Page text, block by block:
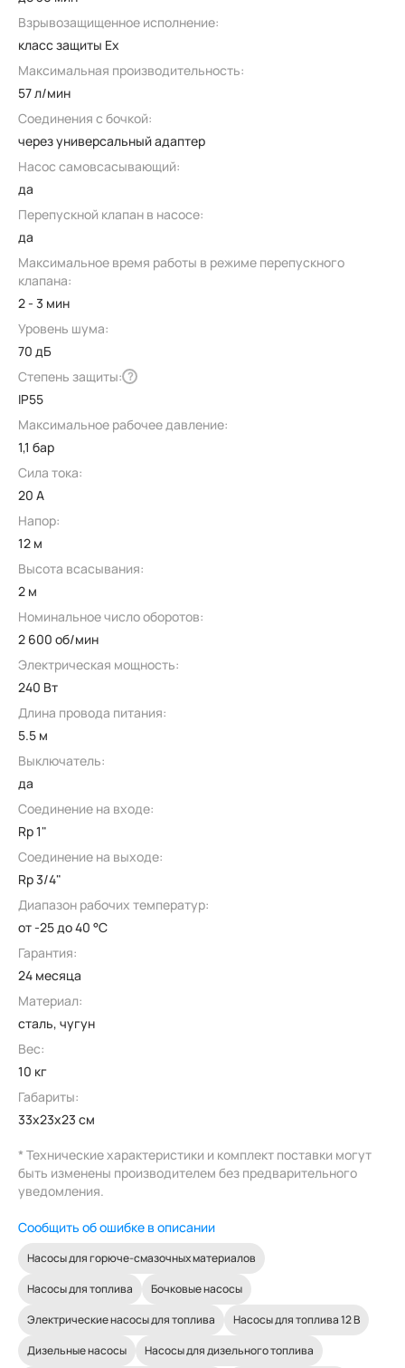
Взрывозащищенное исполнение:
класс защиты Ex
Максимальная производительность:
57 л/мин
Соединения с бочкой:
через универсальный адаптер
Насос самовсасывающий:
да
Перепускной клапан в насосе:
да
Максимальное время работы в режиме перепускного
клапана:
2 - 3 мин
Уровень шума:
70 дБ
Степень защиты: ?
IP55
Максимальное рабочее давление:
1,1 бар
Сила тока:
20 А
Напор:
12 м
Высота всасывания:
2 м
Номинальное число оборотов:
2 600 об/мин
Электрическая мощность:
240 Вт
Длина провода питания:
5.5 м
Выключатель:
да
Соединение на входе:
Rp 1"
Соединение на выходе:
Rp 3/4"
Диапазон рабочих температур:
от -25 до 40 °C
Гарантия:
24 месяца
Материал:
сталь, чугун
Вес:
10 кг
Габариты:
33x23x23 см
* Технические характеристики и комплект поставки могут
быть изменены производителем без предварительного
уведомления.
Сообщить об ошибке в описании
Насосы для горюче-смазочных материалов
Насосы для топлива
Бочковые насосы
Электрические насосы для топлива
Насосы для топлива 12 В
Дизельные насосы
Насосы для дизельного топлива